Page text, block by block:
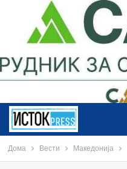
Дома Вести Македонија